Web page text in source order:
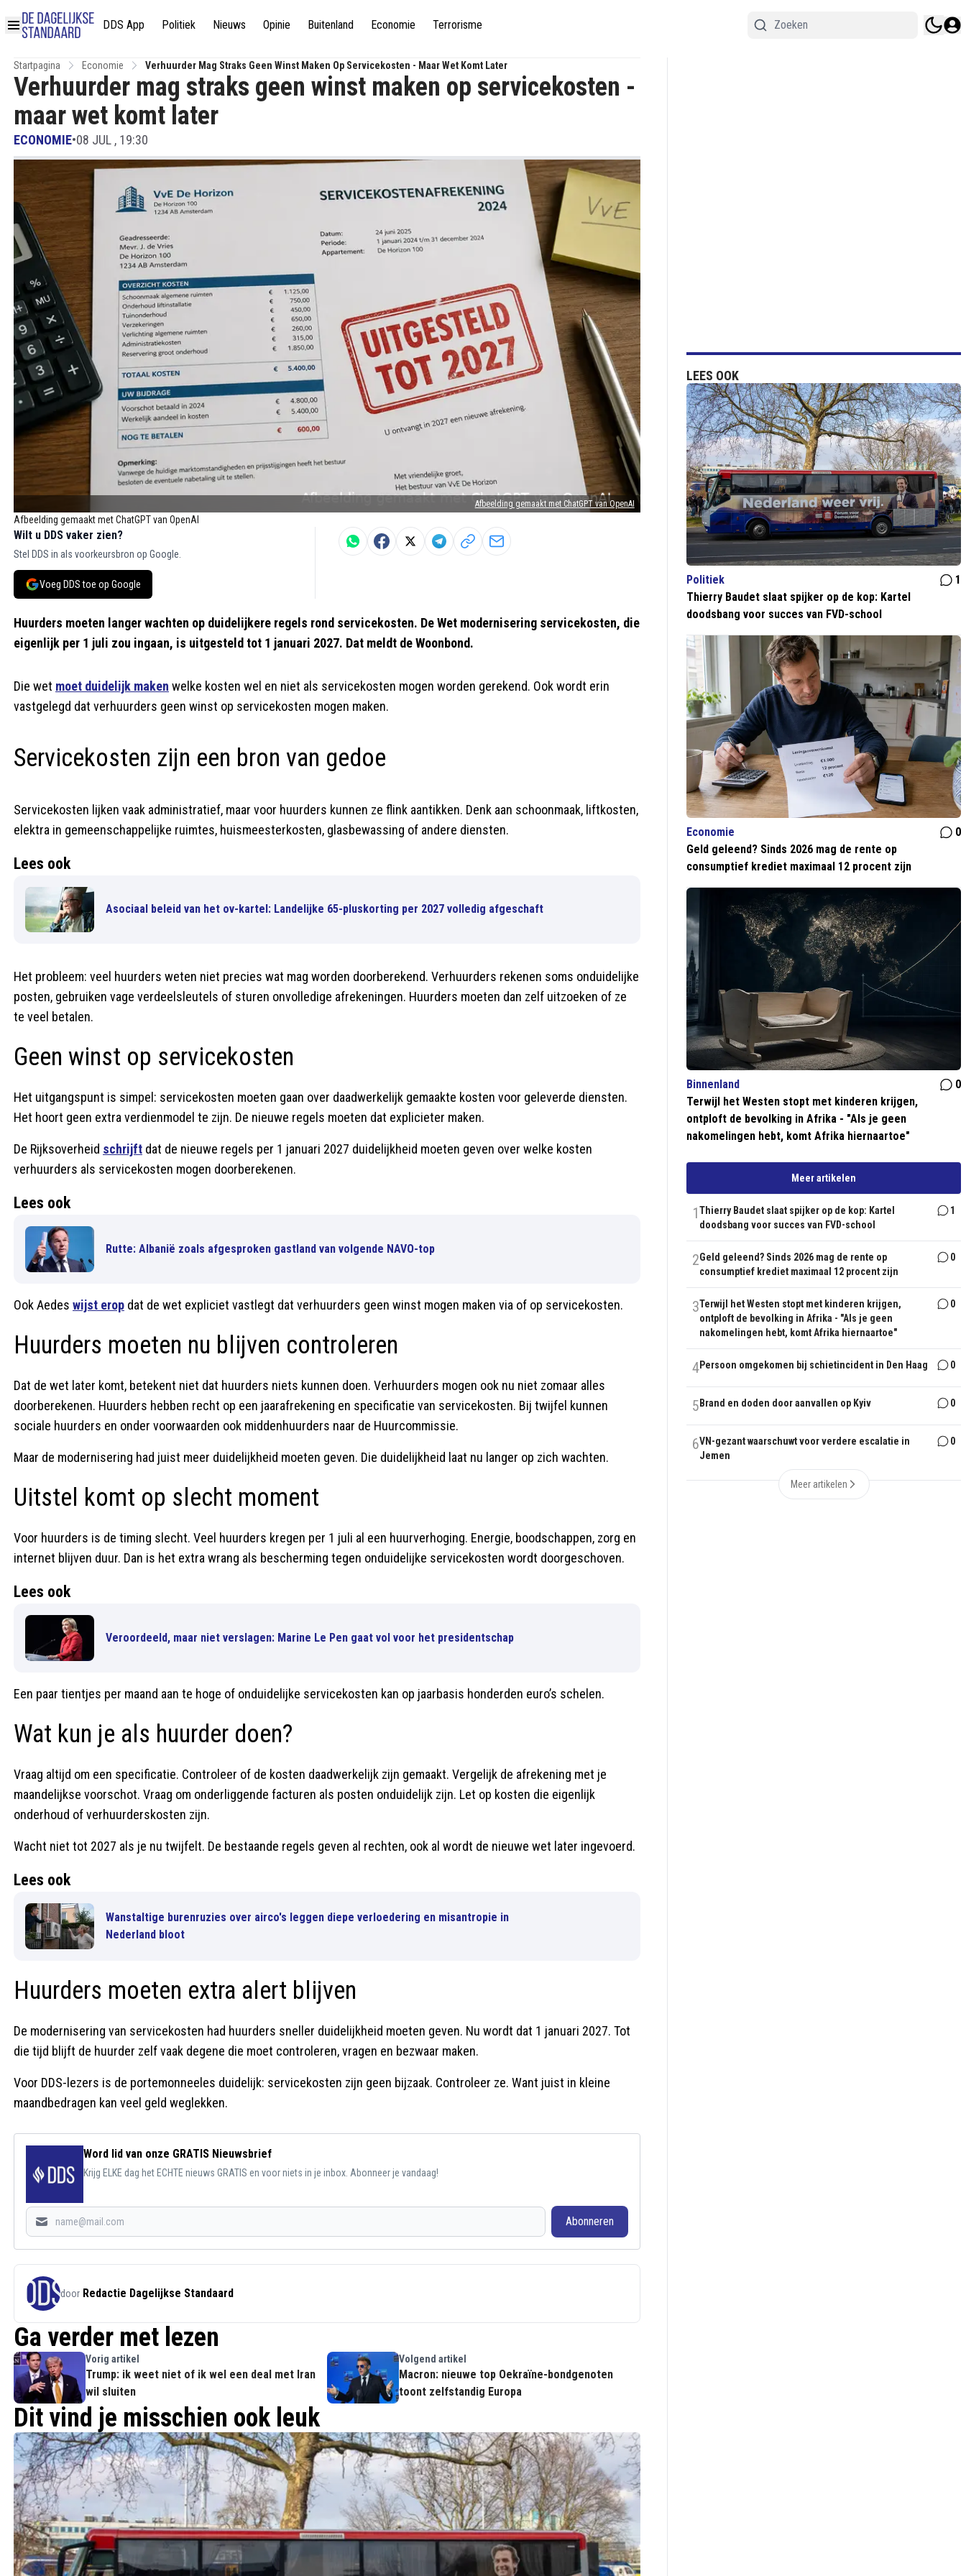
DDS App Politiek Nieuws Opinie Buitenland Economie Terrorisme
Startpagina Economie Verhuurder Mag Straks Geen Winst Maken Op Servicekosten - Maar Wet Komt Later
Afbeelding gemaakt met ChatGPT van OpenAI
Afbeelding gemaakt met ChatGPT van OpenAI
Verhuurder mag straks geen winst maken op servicekosten -
maar wet komt later
ECONOMIE•08 JUL , 19:30
Wilt u DDS vaker zien?
Stel DDS in als voorkeursbron op Google.
Voeg DDS toe op Google
Huurders moeten langer wachten op duidelijkere regels rond servicekosten. De Wet modernisering servicekosten, die
eigenlijk per 1 juli zou ingaan, is uitgesteld tot 1 januari 2027. Dat meldt de Woonbond.
Die wet moet duidelijk maken welke kosten wel en niet als servicekosten mogen worden gerekend. Ook wordt erin
vastgelegd dat verhuurders geen winst op servicekosten mogen maken.
Servicekosten zijn een bron van gedoe
Servicekosten lijken vaak administratief, maar voor huurders kunnen ze flink aantikken. Denk aan schoonmaak, liftkosten,
elektra in gemeenschappelijke ruimtes, huismeesterkosten, glasbewassing of andere diensten.
Lees ook
Asociaal beleid van het ov-kartel: Landelijke 65-pluskorting per 2027 volledig afgeschaft
Het probleem: veel huurders weten niet precies wat mag worden doorberekend. Verhuurders rekenen soms onduidelijke
posten, gebruiken vage verdeelsleutels of sturen onvolledige afrekeningen. Huurders moeten dan zelf uitzoeken of ze
te veel betalen.
Geen winst op servicekosten
Het uitgangspunt is simpel: servicekosten moeten gaan over daadwerkelijk gemaakte kosten voor geleverde diensten.
Het hoort geen extra verdienmodel te zijn. De nieuwe regels moeten dat explicieter maken.
De Rijksoverheid schrijft dat de nieuwe regels per 1 januari 2027 duidelijkheid moeten geven over welke kosten
verhuurders als servicekosten mogen doorberekenen.
Lees ook
Rutte: Albanië zoals afgesproken gastland van volgende NAVO-top
Ook Aedes wijst erop dat de wet expliciet vastlegt dat verhuurders geen winst mogen maken via of op servicekosten.
Huurders moeten nu blijven controleren
Dat de wet later komt, betekent niet dat huurders niets kunnen doen. Verhuurders mogen ook nu niet zomaar alles
doorberekenen. Huurders hebben recht op een jaarafrekening en specificatie van servicekosten. Bij twijfel kunnen
sociale huurders en onder voorwaarden ook middenhuurders naar de Huurcommissie.
Maar de modernisering had juist meer duidelijkheid moeten geven. Die duidelijkheid laat nu langer op zich wachten.
Uitstel komt op slecht moment
Voor huurders is de timing slecht. Veel huurders kregen per 1 juli al een huurverhoging. Energie, boodschappen, zorg en
internet blijven duur. Dan is het extra wrang als bescherming tegen onduidelijke servicekosten wordt doorgeschoven.
Lees ook
Veroordeeld, maar niet verslagen: Marine Le Pen gaat vol voor het presidentschap
Een paar tientjes per maand aan te hoge of onduidelijke servicekosten kan op jaarbasis honderden euro’s schelen.
Wat kun je als huurder doen?
Vraag altijd om een specificatie. Controleer of de kosten daadwerkelijk zijn gemaakt. Vergelijk de afrekening met je
maandelijkse voorschot. Vraag om onderliggende facturen als posten onduidelijk zijn. Let op kosten die eigenlijk
onderhoud of verhuurderskosten zijn.
Wacht niet tot 2027 als je nu twijfelt. De bestaande regels geven al rechten, ook al wordt de nieuwe wet later ingevoerd.
Lees ook
Wanstaltige burenruzies over airco's leggen diepe verloedering en misantropie in
Nederland bloot
Huurders moeten extra alert blijven
De modernisering van servicekosten had huurders sneller duidelijkheid moeten geven. Nu wordt dat 1 januari 2027. Tot
die tijd blijft de huurder zelf vaak degene die moet controleren, vragen en bezwaar maken.
Voor DDS-lezers is de portemonneeles duidelijk: servicekosten zijn geen bijzaak. Controleer ze. Want juist in kleine
maandbedragen kan veel geld weglekken.
Word lid van onze GRATIS Nieuwsbrief
Krijg ELKE dag het ECHTE nieuws GRATIS en voor niets in je inbox. Abonneer je vandaag!
Abonneren
door Redactie Dagelijkse Standaard
Ga verder met lezen
Vorig artikel
Trump: ik weet niet of ik wel een deal met Iran
wil sluiten
Volgend artikel
Macron: nieuwe top Oekraïne-bondgenoten
toont zelfstandig Europa
Dit vind je misschien ook leuk
LEES OOK
Politiek
1
Thierry Baudet slaat spijker op de kop: Kartel
doodsbang voor succes van FVD-school
Economie
0
Geld geleend? Sinds 2026 mag de rente op
consumptief krediet maximaal 12 procent zijn
Binnenland
0
Terwijl het Westen stopt met kinderen krijgen,
ontploft de bevolking in Afrika - "Als je geen
nakomelingen hebt, komt Afrika hiernaartoe"
Meer artikelen
1Thierry Baudet slaat spijker op de kop: Kartel
doodsbang voor succes van FVD-school
1
2Geld geleend? Sinds 2026 mag de rente op
consumptief krediet maximaal 12 procent zijn
0
3Terwijl het Westen stopt met kinderen krijgen,
ontploft de bevolking in Afrika - "Als je geen
nakomelingen hebt, komt Afrika hiernaartoe"
0
4Persoon omgekomen bij schietincident in Den Haag 0
5 Brand en doden door aanvallen op Kyiv 0
6VN-gezant waarschuwt voor verdere escalatie in
Jemen
0
Meer artikelen